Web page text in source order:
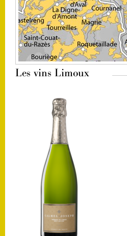
Les vins Limoux